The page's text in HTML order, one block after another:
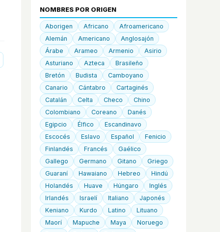
NOMBRES POR ORIGEN
Aborigen Africano
Afroamericano
Alemán
Americano
Anglosajón
Árabe
Arameo Armenio
Asirio
Asturiano
Azteca
Brasileño
Bretón
Budista
Camboyano
Canario
Cántabro
Cartaginés
Catalán
Celta Checo
Chino
Colombiano
Coreano
Danés
Egipcio
Élfico
Escandinavo
Escocés
Eslavo Español
Fenicio
Finlandés
Francés
Gaélico
Gallego
Germano Gitano
Griego
Guaraní
Hawaiano Hebreo
Hindú
Holandés
Huave Húngaro
Inglés
Irlandés
Israelí Italiano
Japonés
Keniano
Kurdo Latino
Lituano
Maorí
Mapuche Maya
Noruego